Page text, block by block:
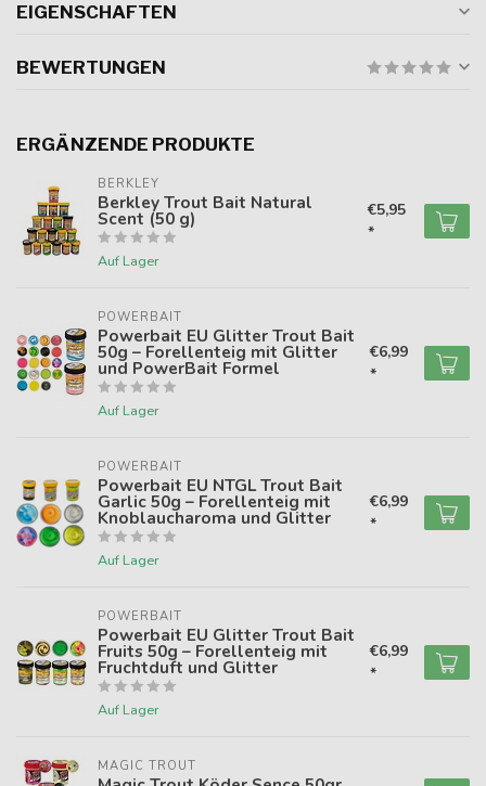
EIGENSCHAFTEN
BEWERTUNGEN
ERGÄNZENDE PRODUKTE
BERKLEY
Berkley Trout Bait Natural
Scent (50 g)
Auf Lager
€5,95
*
POWERBAIT
Powerbait EU Glitter Trout Bait
50g – Forellenteig mit Glitter
und PowerBait Formel
Auf Lager
€6,99
*
POWERBAIT
Powerbait EU NTGL Trout Bait
Garlic 50g – Forellenteig mit
Knoblaucharoma und Glitter
Auf Lager
€6,99
*
POWERBAIT
Powerbait EU Glitter Trout Bait
Fruits 50g – Forellenteig mit
Fruchtduft und Glitter
Auf Lager
€6,99
*
MAGIC TROUT